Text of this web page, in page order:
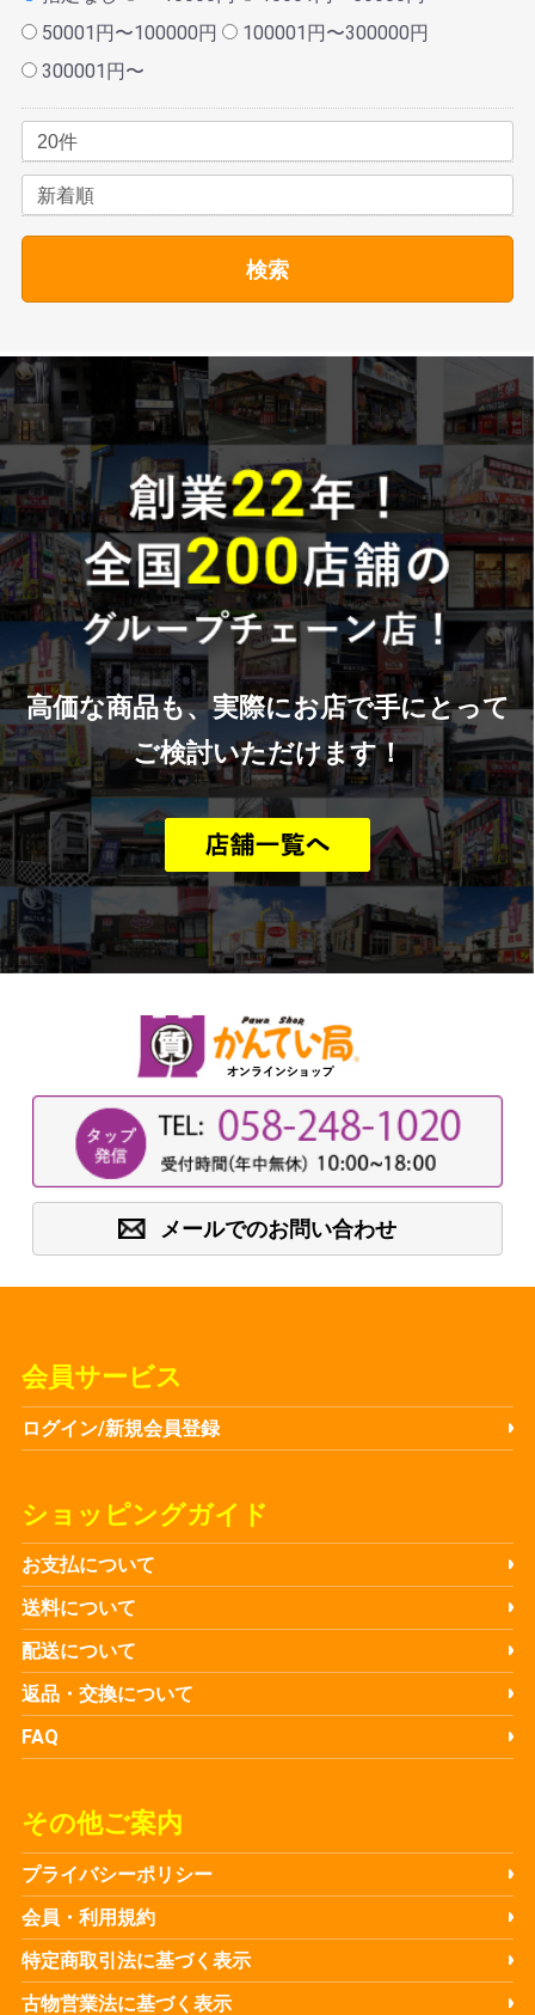
50001円〜100000円
100001円〜300000円
300001円〜
検索
高価な商品も、実際にお店で手にとって
ご検討いただけます！
メールでのお問い合わせ
会員サービス
ログイン/新規会員登録
ショッピングガイド
お支払について
送料について
配送について
返品・交換について
FAQ
その他ご案内
プライバシーポリシー
会員・利用規約
特定商取引法に基づく表示
古物営業法に基づく表示